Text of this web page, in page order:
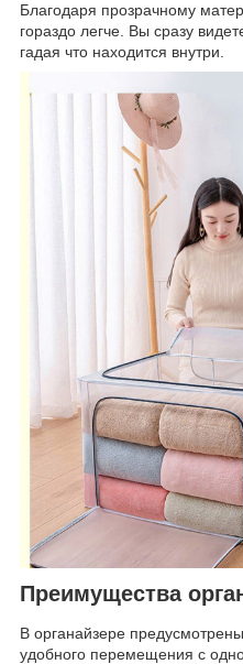
Благодаря прозрачному
гораздо легче. Вы сразу
гадая что находится внутри.
Преимущества
В органайзере
удобного перемещения с